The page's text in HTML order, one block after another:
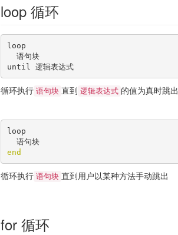
loop 循环
loop
until 逻辑表达式
循环执行 语句块 直到 逻辑表达式 的值为真时跳出
loop
  语句块
end
循环执行 语句块 直到用户以某种方法手动跳出
for 循环